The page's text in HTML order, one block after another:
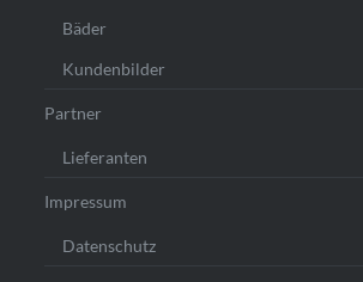
Bäder
Kundenbilder
Partner
Lieferanten
Impressum
Datenschutz